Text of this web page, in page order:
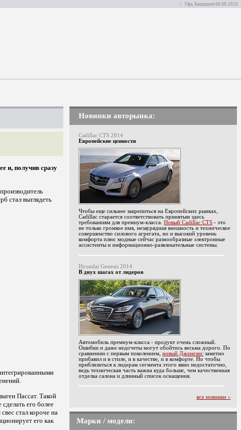
| Уфа, Башкирия 06.08.2026
и, получив сразу
стал выглядеть
Пассат. Такой
его более
стал короче на
его как
Новинки авторынка:
Cadillac CTS 2014
Европейские ценности
Чтобы еще сильнее закрепиться на Европейских рынках,
Cadillac старается соответствовать принятым здесь
требованиям для премиум-класса. Новый Cadillac CTS - это
не только громкое имя, незаурядная внешность и техническое
совершенство силового агрегата, но и высокий уровень
комфорта плюс модные сейчас разнообразные электронные
ассистенты и информационно-развлекательные системы.
Hyundai Genesis 2014
В двух шагах от лидеров
Автомобиль премиум-класса - продукт очень сложный.
Ошибки и даже недочеты могут обойтись весьма дорого. По
сравнению с первым поколением, новый Дженезис заметно
прибавил и в стиле, и в качестве, и в комфорте. Но чтобы
приблизиться к лидерам сегмента этого явно недостаточно,
ведь техническая часть важна куда больше, чем качественная
отделка салона и длинный список оснащения.
все новинки »
Марки / модели: